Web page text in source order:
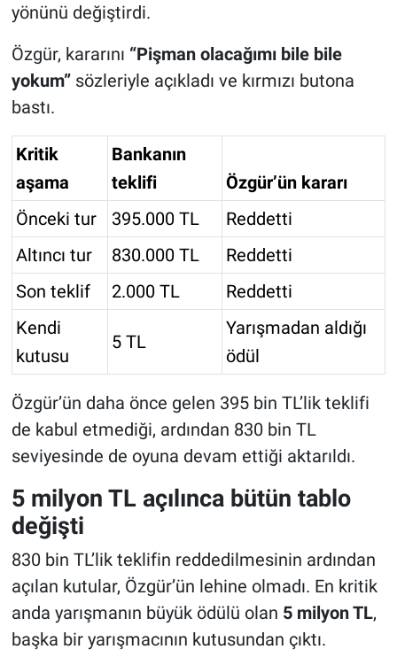
yönünü değiştirdi.
Özgür, kararını “Pişman olacağımı bile bile
yokum”sözleriyle açıkladı ve kırmızı butona
bastı.
Kritik
aşama
Bankanın
teklifi
Özgür’ün kararı
Önceki tur
395.000 TL
Reddetti
Altıncı tur
830.000 TL
Reddetti
Son teklif
2.000 TL
Reddetti
Kendi
kutusu
5 TL
Yarışmadan aldığı
ödül
Özgür’ün daha önce gelen 395 bin TL’lik teklifi
de kabul etmediği, ardından 830 bin TL
seviyesinde de oyuna devam ettiği aktarıldı.
5 milyon TL açılınca bütün tablo
değişti
830 bin TL’lik teklifin reddedilmesinin ardından
açılan kutular, Özgür’ün lehine olmadı. En kritik
anda yarışmanın büyük ödülü olan 5 milyon TL,
başka bir yarışmacının kutusundan çıktı.